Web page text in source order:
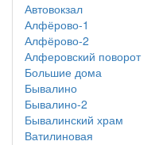
Автовокзал
Алфёрово-1
Алфёрово-2
Алферовский поворот
Большие дома
Бывалино
Бывалино-2
Бывалинский храм
Ватилиновая